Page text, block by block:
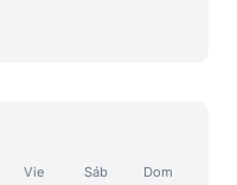
Vie Sáb Dom